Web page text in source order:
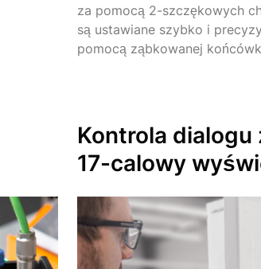
za pomocą 2-szczękowych
są ustawiane szybko i
pomocą ząbkowanej
Kontrola dialogu
17-calowy